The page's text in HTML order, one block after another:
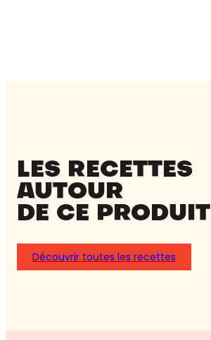
LES RECETTES
AUTOUR
DE CE PRODUIT
Découvrir toutes les recettes